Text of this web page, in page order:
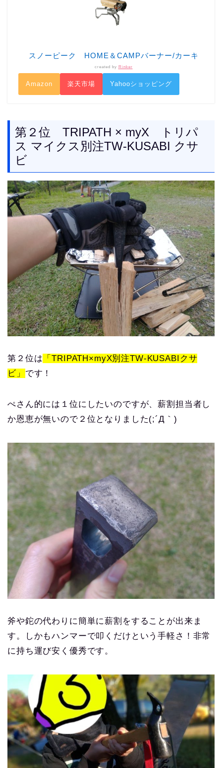
スノーピーク HOME＆CAMPバーナー/カーキ
created by Rinker
Amazon 楽天市場 Yahooショッピング
第２位 TRIPATH × myX トリパ
ス マイクス別注TW-KUSABI クサ
ビ
第２位は 「TRIPATH×myX別注TW-KUSABIクサ
ビ」 です！
ぺさん的には１位にしたいのですが、薪割担当者し
か恩恵が無いので２位となりました(;´Д｀)
斧や鉈の代わりに簡単に薪割をすることが出来ま
す。しかもハンマーで叩くだけという手軽さ！非常
に持ち運び安く優秀です。